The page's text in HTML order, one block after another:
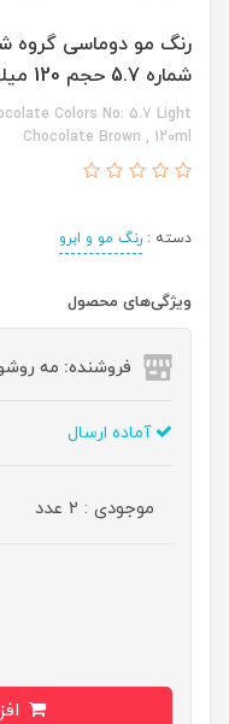
رنگ مو دوماسی گروه
شماره 5.7 حجم 120 میلی لیتر
Colors No: 5.7 Light
Chocolate Brown , 120ml
دسته : رنگ مو و ابرو
ویژگی‌های محصول
فروشنده: مه
آماده ارسال
موجودی : 2 عدد